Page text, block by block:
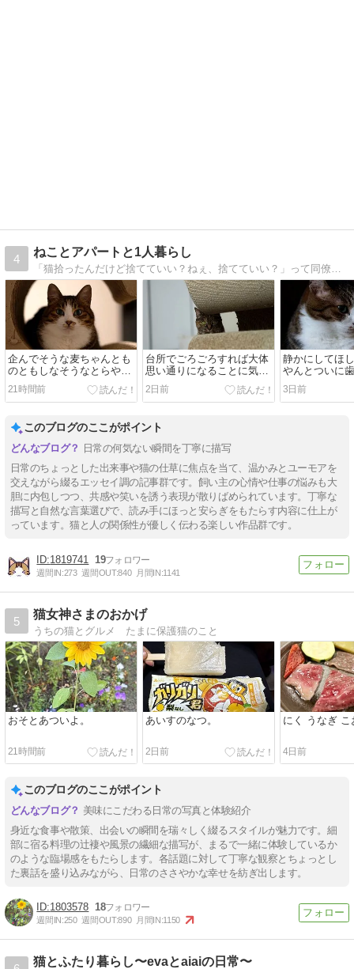
4
ねことアパートと1人暮らし
企んでそうな麦ちゃんとも
のともしなそうなとらやん
と(とら麦202)
21時間前
台所でごろごろすれば大体
思い通りになることに気づ
いている麦ちゃんとついに
歯医者さんに行きました(後
編)(とら麦201)
2日前
静かにしてほ
やんとついに
行きました(前
200)
3日前
このブログのここがポイント
日常の何気ない瞬間を丁寧に描写
日常のちょっとした出来事や猫の仕草に焦点を当て、温かみとユーモアを
交えながら綴るエッセイ調の記事群です。飼い主の心情や仕事の悩みも大
胆に内包しつつ、共感や笑いを誘う表現が散りばめられています。丁寧な
描写と自然な言葉選びで、読み手にほっと安らぎをもたらす内容に仕上が
っています。猫と人の関係性が優しく伝わる楽しい作品群です。
1819741 19
週間IN:273 週間OUT:840 月間IN:1141
5
猫女神さまのおかげ
うちの猫とグルメ たまに保護猫のこと
おそとあついよ。
21時間前
あいすのなつ。
2日前
にく うなぎ こ
4日前
このブログのここがポイント
美味にこだわる日常の写真と体験紹介
身近な食事や散策、出会いの瞬間を瑞々しく綴るスタイルが魅力です。細
部に宿る料理の辻褄や風景の繊細な描写が、まるで一緒に体験しているか
のような臨場感をもたらします。各話題に対して丁寧な観察とちょっとし
た裏話を盛り込みながら、日常のささやかな幸せを紡ぎ出します。
1803578 18
週間IN:250 週間OUT:890 月間IN:1150
猫とふたり暮らし〜evaとaiaiの日常〜